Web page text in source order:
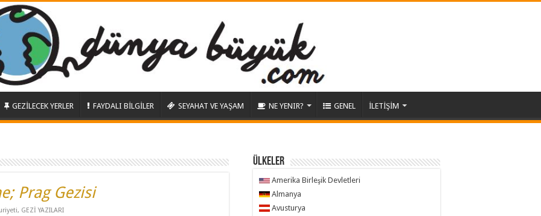
GEZİLECEK YERLER FAYDALI BİLGİLER SEYAHAT VE YAŞAM NE YENIR? GENEL İLETİŞİM
Prag Gezisi
, GEZİ YAZILARI
ÜLKELER
Amerika Birleşik Devletleri
Almanya
Avusturya